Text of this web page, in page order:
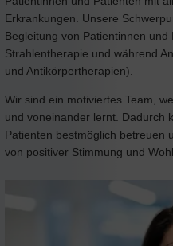
Erkrankungen. Unsere
Begleitung von Patientinnen
Strahlentherapie und während
und Antikörpertherapien).
Wir sind ein motiviertes Team,
und voneinander lernt. Dadurch
Patienten bestmöglich betreuen
von positiver Stimmung und